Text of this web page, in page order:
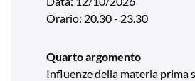
Orario: 20.30 - 23.30
Quarto argomento
Influenze della materia prima